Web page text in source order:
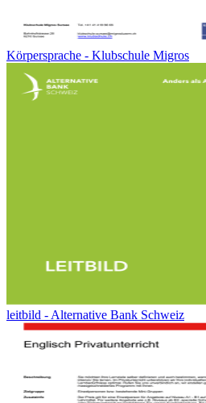
Körpersprache - Klubschule Migros
leitbild - Alternative Bank Schweiz